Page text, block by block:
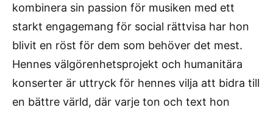
kombinera sin passion för musiken med ett
starkt engagemang för social rättvisa har hon
blivit en röst för dem som behöver det mest.
Hennes välgörenhetsprojekt och humanitära
konserter är uttryck för hennes vilja att bidra till
en bättre värld, där varje ton och text hon